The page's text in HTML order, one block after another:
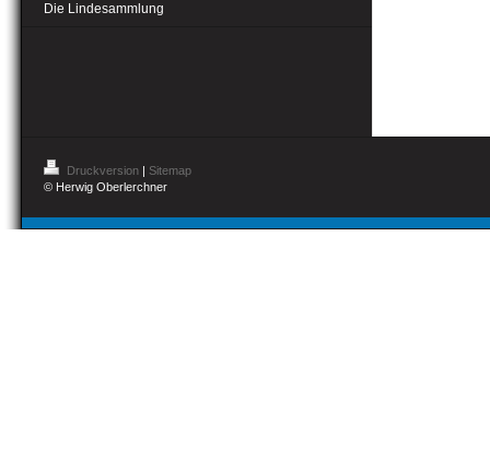
Die Lindesammlung
Druckversion | Sitemap
© Herwig Oberlerchner